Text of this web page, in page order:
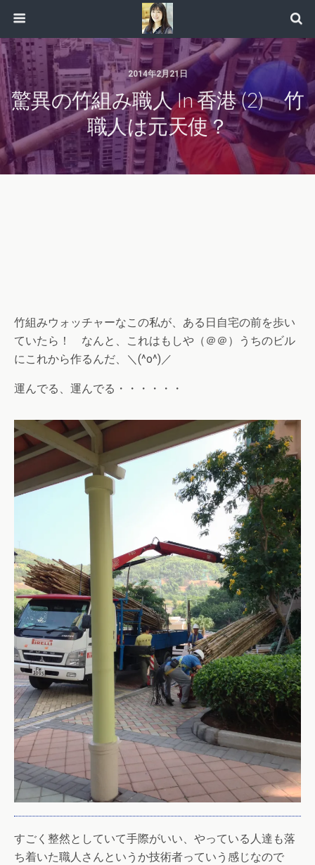
2014年2月21日
驚異の竹組み職人 In 香港 (2) 竹
職人は元天使？
竹組みウォッチャーなこの私が、ある日自宅の前を歩い
ていたら！ なんと、これはもしや（＠＠）うちのビル
にこれから作るんだ、＼(^o^)／
運んでる、運んでる・・・・・・
すごく整然としていて手際がいい、やっている人達も落
ち着いた職人さんというか技術者っていう感じなので